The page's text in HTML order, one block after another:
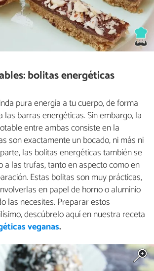
bolitas energéticas
pura energía a tu cuerpo, de forma
las barras energéticas. Sin embargo, la
entre ambas consiste en la
son exactamente un bocado, ni más ni
las bolitas energéticas también se
a las trufas, tanto en aspecto como en
Estas bolitas son muy prácticas,
en papel de horno o aluminio
las necesites. Preparar estos
descúbrelo aquí en nuestra receta
veganas.